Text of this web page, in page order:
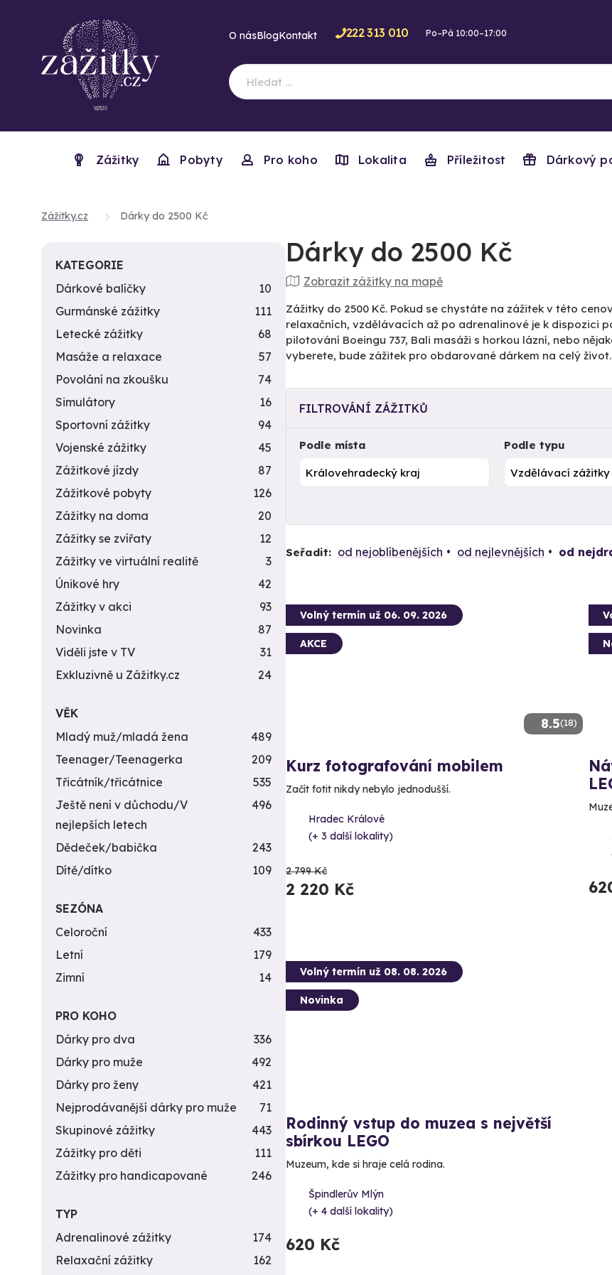
O násBlogKontakt 222 313 010 Po–Pá 10:00–17:00
Zážitky Pobyty Pro koho Lokalita Příležitost Dárkový
Zážitky.cz Dárky do 2500 Kč
Dárky do 2500 Kč
Zobrazit zážitky na mapě
Zážitky do 2500 Kč. Pokud se chystáte na zážitek v této
relaxačních, vzdělávacích až po adrenalinové je k dispozici
pilotování Boeingu 737, Bali masáži s horkou lázní, nebo
vyberete, bude zážitek pro obdarované dárkem na celý život.
FILTROVÁNÍ ZÁŽITKŮ
Podle místa Podle typu
Seřadit: od nejoblíbenějších od nejlevnějších od
8.5(18)
Volný termín už 06. 09. 2026
AKCE
Kurz fotografování mobilem
Začít fotit nikdy nebylo jednodušší.
Hradec Králové
(+ 3 další lokality)
2 799 Kč
2 220 Kč
Volný termín už 08. 08. 2026
Novinka
Rodinný vstup do muzea s největší
sbírkou LEGO
Muzeum, kde si hraje celá rodina.
Špindlerův Mlýn
(+ 4 další lokality)
620 Kč
KATEGORIE
Dárkové balíčky
10
Gurmánské zážitky
111
Letecké zážitky
68
Masáže a relaxace
57
Povolání na zkoušku
74
Simulátory
16
Sportovní zážitky
94
Vojenské zážitky
45
Zážitkové jízdy
87
Zážitkové pobyty
126
Zážitky na doma
20
Zážitky se zvířaty
12
Zážitky ve virtuální realitě
3
Únikové hry
42
Zážitky v akci
93
Novinka
87
Viděli jste v TV
31
Exkluzivně u Zážitky.cz
24
VĚK
Mladý muž/mladá žena
489
Teenager/Teenagerka
209
Třicátník/třicátnice
535
Ještě není v důchodu/V
nejlepších letech
496
Dědeček/babička
243
Dítě/dítko
109
SEZÓNA
Celoroční
433
Letní
179
Zimní
14
PRO KOHO
Dárky pro dva
336
Dárky pro muže
492
Dárky pro ženy
421
Nejprodávanější dárky pro muže
71
Skupinové zážitky
443
Zážitky pro děti
111
Zážitky pro handicapované
246
TYP
Adrenalinové zážitky
174
Relaxační zážitky
162